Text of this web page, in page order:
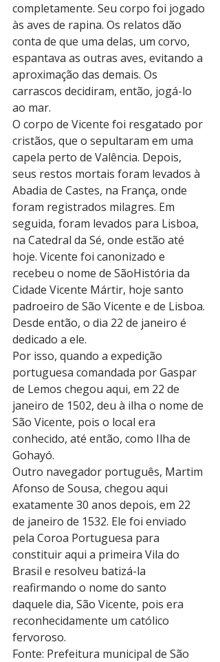
completamente. Seu corpo foi jogado
às aves de rapina. Os relatos dão
conta de que uma delas, um corvo,
espantava as outras aves, evitando a
aproximação das demais. Os
carrascos decidiram, então, jogá-lo
ao mar.
O corpo de Vicente foi resgatado por
cristãos, que o sepultaram em uma
capela perto de Valência. Depois,
seus restos mortais foram levados à
Abadia de Castes, na França, onde
foram registrados milagres. Em
seguida, foram levados para Lisboa,
na Catedral da Sé, onde estão até
hoje. Vicente foi canonizado e
recebeu o nome de SãoHistória da
Cidade Vicente Mártir, hoje santo
padroeiro de São Vicente e de Lisboa.
Desde então, o dia 22 de janeiro é
dedicado a ele.
Por isso, quando a expedição
portuguesa comandada por Gaspar
de Lemos chegou aqui, em 22 de
janeiro de 1502, deu à ilha o nome de
São Vicente, pois o local era
conhecido, até então, como Ilha de
Gohayó.
Outro navegador português, Martim
Afonso de Sousa, chegou aqui
exatamente 30 anos depois, em 22
de janeiro de 1532. Ele foi enviado
pela Coroa Portuguesa para
constituir aqui a primeira Vila do
Brasil e resolveu batizá-la
reafirmando o nome do santo
daquele dia, São Vicente, pois era
reconhecidamente um católico
fervoroso.
Fonte: Prefeitura municipal de São